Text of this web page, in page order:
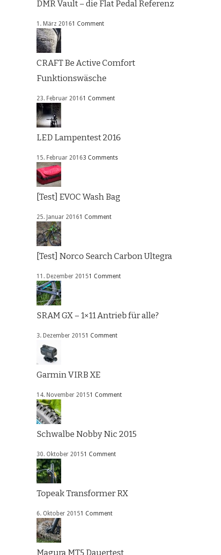
DMR Vault – die Flat Pedal Referenz
1. März 20161 Comment
CRAFT Be Active Comfort
Funktionswäsche
23. Februar 20161 Comment
LED Lampentest 2016
15. Februar 20163 Comments
[Test] EVOC Wash Bag
25. Januar 20161 Comment
[Test] Norco Search Carbon Ultegra
11. Dezember 20151 Comment
SRAM GX – 1×11 Antrieb für alle?
3. Dezember 20151 Comment
Garmin VIRB XE
14. November 20151 Comment
Schwalbe Nobby Nic 2015
30. Oktober 20151 Comment
Topeak Transformer RX
6. Oktober 20151 Comment
Magura MT5 Dauertest